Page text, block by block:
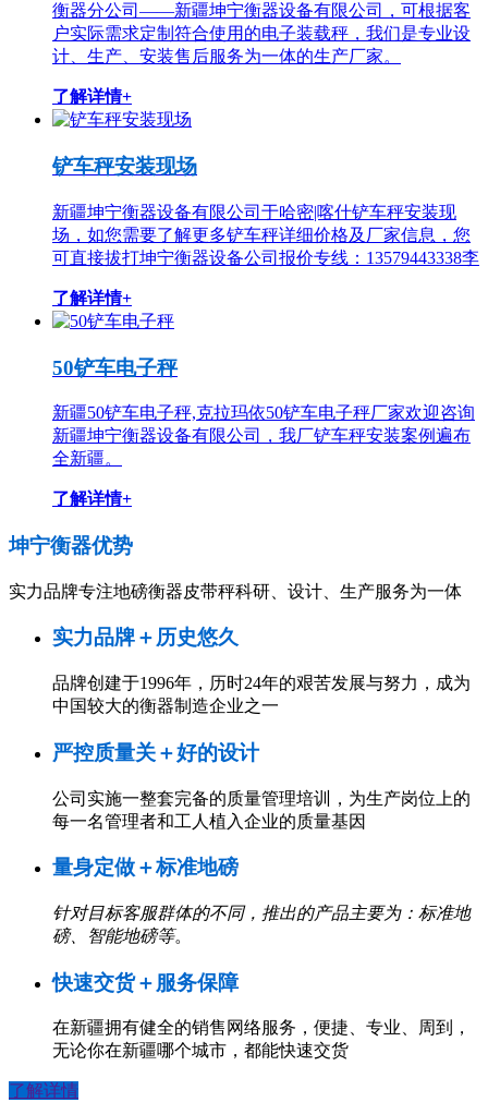
衡器分公司——新疆坤宁衡器设备有限公司，可根据客
户实际需求定制符合使用的电子装载秤，我们是专业设
计、生产、安装售后服务为一体的生产厂家。
了解详情+
铲车秤安装现场
新疆坤宁衡器设备有限公司于哈密|喀什铲车秤安装现
场，如您需要了解更多铲车秤详细价格及厂家信息，您
可直接拔打坤宁衡器设备公司报价专线：13579443338李
了解详情+
50铲车电子秤
新疆50铲车电子秤,克拉玛依50铲车电子秤厂家欢迎咨询
新疆坤宁衡器设备有限公司，我厂铲车秤安装案例遍布
全新疆。
了解详情+
坤宁衡器优势
实力品牌专注地磅衡器皮带秤科研、设计、生产服务为一体
实力品牌＋历史悠久
品牌创建于1996年，历时24年的艰苦发展与努力，成为
中国较大的衡器制造企业之一
严控质量关＋好的设计
公司实施一整套完备的质量管理培训，为生产岗位上的
每一名管理者和工人植入企业的质量基因
量身定做＋标准地磅
针对目标客服群体的不同，推出的产品主要为：标准地
磅、智能地磅等。
快速交货＋服务保障
在新疆拥有健全的销售网络服务，便捷、专业、周到，
无论你在新疆哪个城市，都能快速交货
了解详情